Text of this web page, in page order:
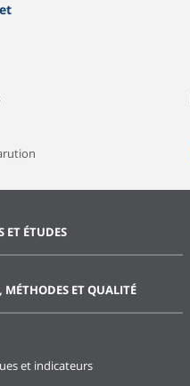
ET ÉTUDES
ET QUALITÉ
et indicateurs